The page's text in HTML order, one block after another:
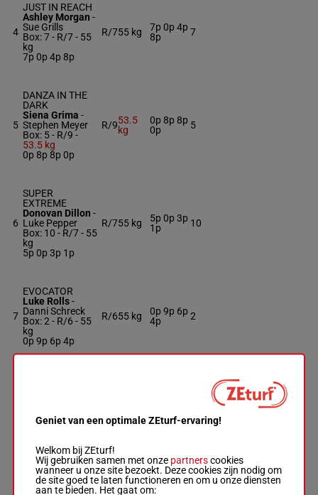
4
JUST IN REACH
Ashley Morgan -
Sue Grills
Box: 7 - R/7 - 55
kg
7p 0p 4p 8p
R/755 kg
7p 0p 4p
8p
7
5
DANZA IN THE
DARK
Siena Grima -
Stephen Meyer
Box: 5 - R/9 -
53.5 kg
0p 8p 8p 0p
R/953.5
kg
0p 8p 8p
0p
5
6
SUPER
EXTREME
Donovan Dillon -
Luke Pepper
Box: 10 - R/7 - 55
kg
5p 0p 3p 1p
R/755 kg
5p 0p 3p
1p
10
7
EVOCATOR
Luke Rolls-
Danni Schreck
Box: 2 - R/6 - 55
kg
0p 9p 6p 4p
R/655 kg
0p 9p 6p
4p
2
OUTBACK
RINGER
Mitchell Bell-
8p 6p 2p
Geniet van een optimale ZEturf-ervaring!
Welkom bij ZEturf!
Wij gebruiken samen met onze partnerscookies
wanneer u onze site bezoekt. Deze cookies zijn nodig om
de site goed te laten functioneren en om u onze diensten
aan te bieden. Het gaat om: